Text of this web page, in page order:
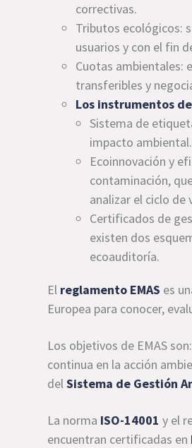
correctivas.
Tributos ecológicos:
usuarios y con el fin
Cuotas ambientales:
transferibles y
Los instrumentos
Sistema de
impacto ambiental.
Ecoinnovación y
contaminación,
analizar el ciclo
Certificados de
existen dos
ecoauditoría.
El reglamento EMAS es
Europea para conocer,
Los objetivos de EMAS
continua en la acción
delSistema de Gestión
La norma ISO-14001 y el
encuentran certificadas en